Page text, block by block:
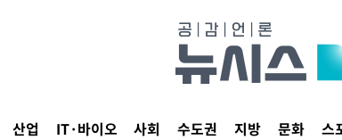
산업 IT·바이오 사회 수도권 지방 문화 스
3년
구속기소
송치